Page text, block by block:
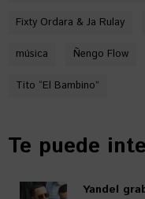
Fixty Ordara & Ja Rulay
música Ñengo Flow
Tito “El Bambino”
Te puede
Yandel